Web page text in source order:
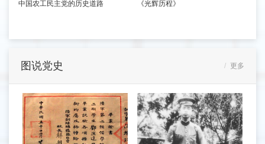
中国农工民主党的历史道路 《光辉历程》
更多
图说党史